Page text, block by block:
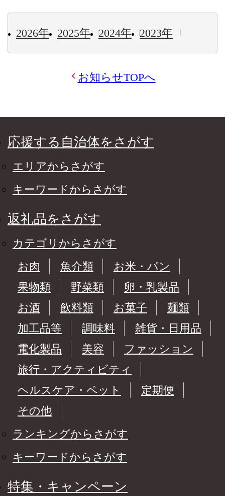
2026年 2025年 2024年 2023年
お知らせTOPへ
応援する自治体をさがす
エリアからさがす
キーワードからさがす
返礼品をさがす
カテゴリからさがす
お肉
魚介類
お米・パン
果物類
野菜類
卵・乳製品
お酒
飲料類 お菓子
麺類
加工品等
調味料
雑貨・日用品
電化製品
美容
ファッション
旅行・アクティビティ
ヘルスケア・ペット
定期便
その他
ランキングからさがす
キーワードからさがす
特集・キャンペーン